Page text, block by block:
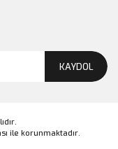
KAYDOL
ile korunmaktadır.